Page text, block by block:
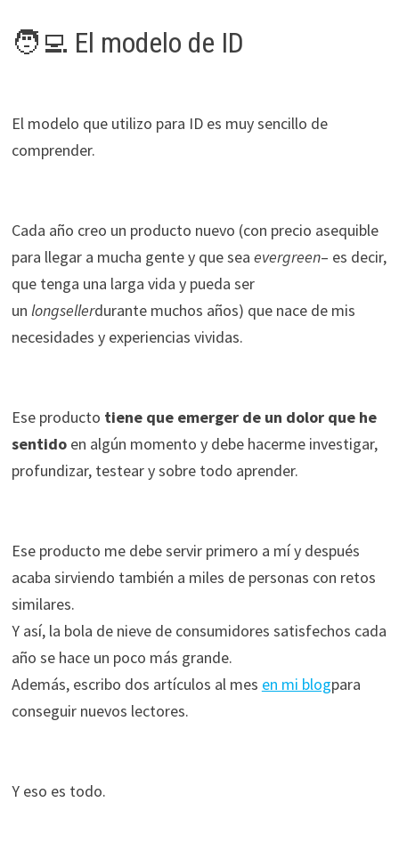
🧑‍💻 El modelo de ID
El modelo que utilizo para ID es muy sencillo de
comprender.
Cada año creo un producto nuevo (con precio asequible
para llegar a mucha gente y que sea evergreen– es decir,
que tenga una larga vida y pueda ser
un longsellerdurante muchos años) que nace de mis
necesidades y experiencias vividas.
Ese producto tiene que emerger de un dolor que he
sentido en algún momento y debe hacerme investigar,
profundizar, testear y sobre todo aprender.
Ese producto me debe servir primero a mí y después
acaba sirviendo también a miles de personas con retos
similares.
Y así, la bola de nieve de consumidores satisfechos cada
año se hace un poco más grande.
Además, escribo dos artículos al mes en mi blogpara
conseguir nuevos lectores.
Y eso es todo.
visita. Si
rechaza estas
funcionalidades
desaparecerán
de la web.
Marketing
intereses y
comportamiento
mientras visitas
nuestro sitio,
aumentas la
ofertas
personalizados.